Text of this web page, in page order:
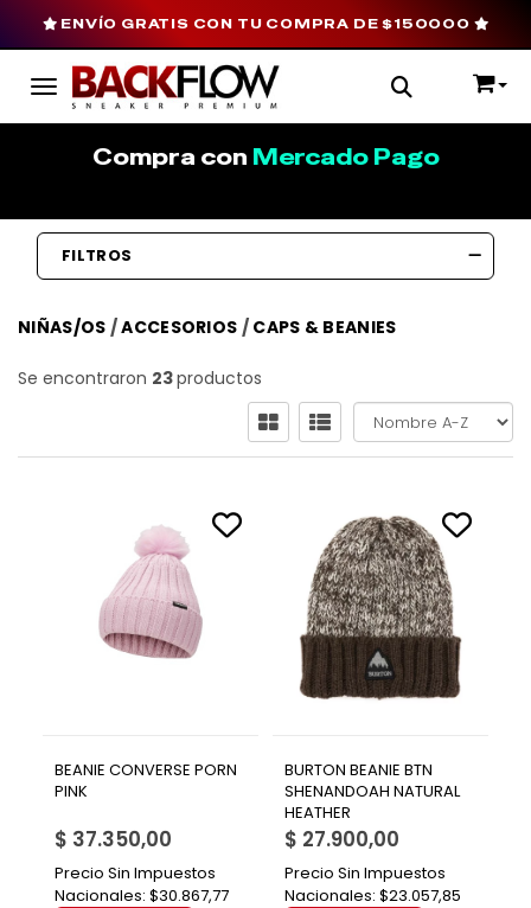
Toggle navigation
ENVÍO GRATIS CON TU COMPRA DE $150000
Compra con Mercado Pago
FILTROS
NIÑAS/OS /ACCESORIOS / CAPS & BEANIES
Se encontraron 23productos
BEANIE CONVERSE PORN
PINK
$ 37.350,00
Precio Sin Impuestos
Nacionales: $30.867,77
BURTON BEANIE BTN
SHENANDOAH NATURAL
HEATHER
$ 27.900,00
Precio Sin Impuestos
Nacionales: $23.057,85